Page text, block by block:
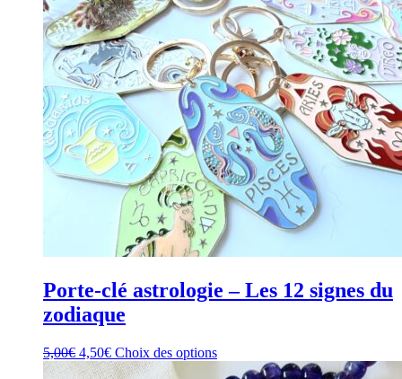
choisies
sur
la
page
du
produit
Porte-clé astrologie – Les 12 signes du
zodiaque
5,00€ Le
prix
4,50€Le
prix
Choix des optionsCe
produit